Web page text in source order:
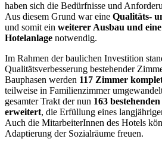
haben sich die Bedürfnisse und
Aus diesem Grund war eine Qualitäts-
und somit ein weiterer Ausbau und
Hotelanlage notwendig.
Im Rahmen der baulichen Investition
Qualitätsverbesserung bestehender
Bauphasen werden 117 Zimmer
teilweise in Familienzimmer
gesamter Trakt der nun 163
erweitert, die Erfüllung eines
Auch die MitarbeiterInnen des Hotels
Adaptierung der Sozialräume freuen.